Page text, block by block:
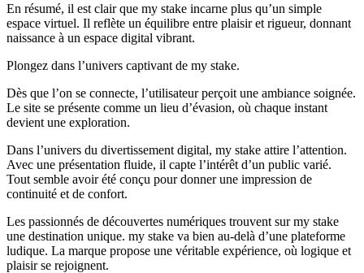
En résumé, il est clair que my stake incarne plus qu’un simple
espace virtuel. Il reflète un équilibre entre plaisir et rigueur, donnant
naissance à un espace digital vibrant.
Plongez dans l’univers captivant de my stake.
Dès que l’on se connecte, l’utilisateur perçoit une ambiance soignée.
Le site se présente comme un lieu d’évasion, où chaque instant
devient une exploration.
Dans l’univers du divertissement digital, my stake attire l’attention.
Avec une présentation fluide, il capte l’intérêt d’un public varié.
Tout semble avoir été conçu pour donner une impression de
continuité et de confort.
Les passionnés de découvertes numériques trouvent sur my stake
une destination unique. my stake va bien au-delà d’une plateforme
ludique. La marque propose une véritable expérience, où logique et
plaisir se rejoignent.